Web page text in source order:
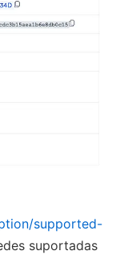
supported-
suportadas